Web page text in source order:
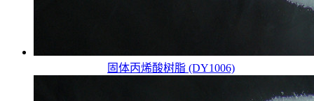
固体丙烯酸树脂 (DY1006)